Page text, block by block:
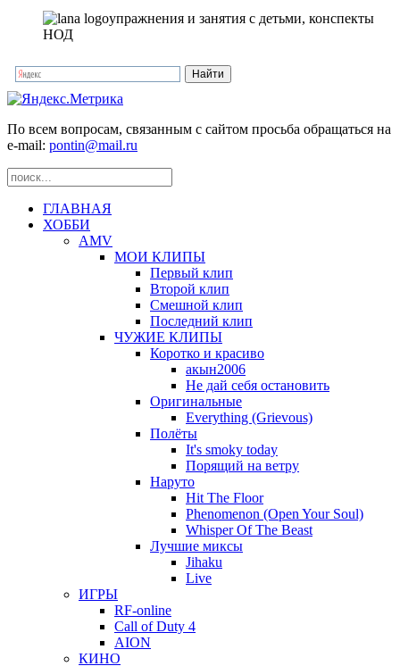
упражнения и занятия с детьми, конспекты
НОД
По всем вопросам, связанным с сайтом просьба обращаться на
e-mail: pontin@mail.ru
ГЛАВНАЯ
ХОББИ
AMV
МОИ КЛИПЫ
Первый клип
Второй клип
Смешной клип
Последний клип
ЧУЖИЕ КЛИПЫ
Коротко и красиво
акын2006
Не дай себя остановить
Оригинальные
Everything (Grievous)
Полёты
It's smoky today
Порящий на ветру
Наруто
Hit The Floor
Phenomenon (Open Your Soul)
Whisper Of The Beast
Лучшие миксы
Jihaku
Live
ИГРЫ
RF-online
Call of Duty 4
AION
КИНО